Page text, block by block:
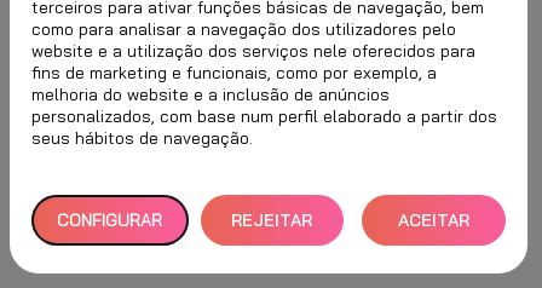
terceiros para ativar funções básicas de navegação, bem
como para analisar a navegação dos utilizadores pelo
website e a utilização dos serviços nele oferecidos para
fins de marketing e funcionais, como por exemplo, a
melhoria do website e a inclusão de anúncios
personalizados, com base num perfil elaborado a partir dos
seus hábitos de navegação.
CONFIGURAR REJEITAR
TUDO
ACEITAR
TODOS